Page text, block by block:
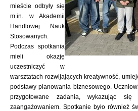
mieście odbyły się
m.in. w Akademii
Handlowej Nauk
Stosowanych.
Podczas spotkania
mieli okazję
uczestniczyć w
warsztatach rozwijających kreatywność,
podstawy planowania biznesowego.
przygotowane zadania, wykazując się
zaangażowaniem. Spotkanie było również